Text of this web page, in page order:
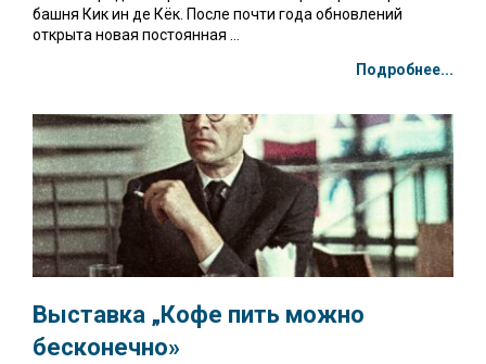
башня Кик ин де Кёк. После почти года обновлений
открыта новая постоянная ...
Подробнее...
Выставка „Кофе пить можно
бесконечно»